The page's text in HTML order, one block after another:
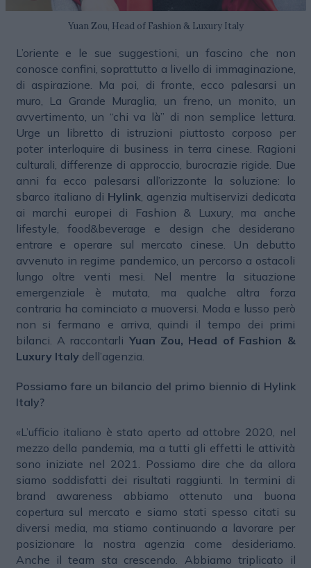
Yuan Zou, Head of Fashion & Luxury Italy
L’oriente e le sue suggestioni, un fascino che non
conosce confini, soprattutto a livello di immaginazione,
di aspirazione. Ma poi, di fronte, ecco palesarsi un
muro, La Grande Muraglia, un freno, un monito, un
avvertimento, un “chi va là” di non semplice lettura.
Urge un libretto di istruzioni piuttosto corposo per
poter interloquire di business in terra cinese. Ragioni
culturali, differenze di approccio, burocrazie rigide. Due
anni fa ecco palesarsi all’orizzonte la soluzione: lo
sbarco italiano di Hylink, agenzia multiservizi dedicata
ai marchi europei di Fashion & Luxury, ma anche
lifestyle, food&beverage e design che desiderano
entrare e operare sul mercato cinese. Un debutto
avvenuto in regime pandemico, un percorso a ostacoli
lungo oltre venti mesi. Nel mentre la situazione
emergenziale è mutata, ma qualche altra forza
contraria ha cominciato a muoversi. Moda e lusso però
non si fermano e arriva, quindi il tempo dei primi
bilanci. A raccontarli Yuan Zou, Head of Fashion &
Luxury Italydell’agenzia.
Possiamo fare un bilancio del primo biennio di Hylink
Italy?
«L’ufficio italiano è stato aperto ad ottobre 2020, nel
mezzo della pandemia, ma a tutti gli effetti le attività
sono iniziate nel 2021. Possiamo dire che da allora
siamo soddisfatti dei risultati raggiunti. In termini di
brand awareness abbiamo ottenuto una buona
copertura sul mercato e siamo stati spesso citati su
diversi media, ma stiamo continuando a lavorare per
posizionare la nostra agenzia come desideriamo.
Anche il team sta crescendo. Abbiamo triplicato il